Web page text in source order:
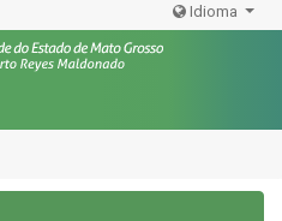
Idioma